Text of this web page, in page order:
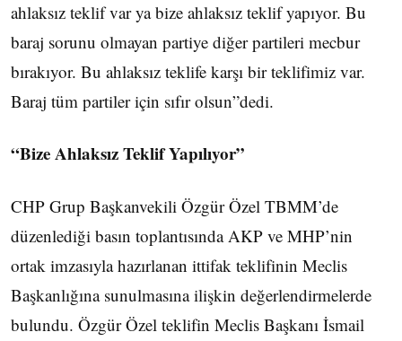
ahlaksız teklif var ya bize ahlaksız teklif yapıyor. Bu
baraj sorunu olmayan partiye diğer partileri mecbur
bırakıyor. Bu ahlaksız teklife karşı bir teklifimiz var.
Baraj tüm partiler için sıfır olsun”dedi.
“Bize Ahlaksız Teklif Yapılıyor”
CHP Grup Başkanvekili Özgür Özel TBMM’de
düzenlediği basın toplantısında AKP ve MHP’nin
ortak imzasıyla hazırlanan ittifak teklifinin Meclis
Başkanlığına sunulmasına ilişkin değerlendirmelerde
bulundu. Özgür Özel teklifin Meclis Başkanı İsmail